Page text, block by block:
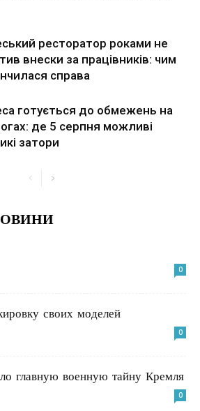
ресторатор роками не
внески за працівників: чим
справа
готується до обмежень на
де 5 серпня можливі
затори
0
своих моделей
0
главную военную тайну Кремля
0